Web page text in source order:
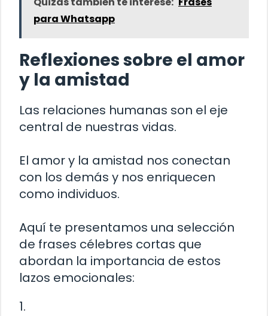
para Whatsapp
Reflexiones sobre el amor
y la amistad
Las relaciones humanas son el eje
central de nuestras vidas.
El amor y la amistad nos conectan
con los demás y nos enriquecen
como individuos.
Aquí te presentamos una selección
de frases célebres cortas que
abordan la importancia de estos
lazos emocionales:
1.